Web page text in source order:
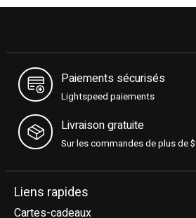
Paiements sécurisés
Lightspeed paiements
Livraison gratuite
Sur les commandes de plus de
Liens rapides
Cartes-cadeaux